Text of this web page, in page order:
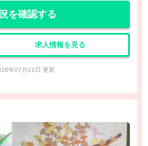
を確認する
求人情報を見る
年07月21日 更新